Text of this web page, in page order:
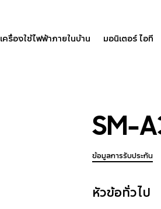
เครื่องใช้ไฟฟ้าภายในบ้าน มอนิเตอร์ ไอที
SM-
ข้อมูลการรับประกัน
หัวข้อทั่วไป